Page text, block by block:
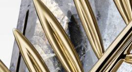
Navigation